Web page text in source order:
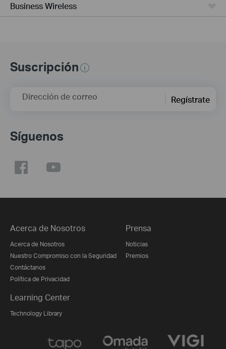
Business Wireless
Suscripción
Dirección de correo Regístrate
Síguenos
Acerca de Nosotros
Acerca de Nosotros
Nuestro Compromiso con la Seguridad
Contáctanos
Política de Privacidad
Prensa
Noticias
Premios
Learning Center
Technology Library